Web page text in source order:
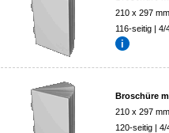
210 x 297 mm
116-seitig | 4/
Broschüre
210 x 297 mm
120-seitig | 4/